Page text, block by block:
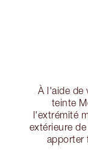
À l'aide de
teinte
l'extrémité
extérieure
apporter